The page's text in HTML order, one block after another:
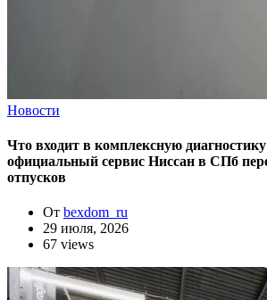
Новости
Что входит в комплексную
официальный сервис Ниссан в СПб
отпусков
От bexdom_ru
29 июля, 2026
67 views